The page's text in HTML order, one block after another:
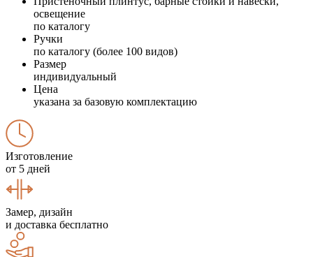
освещение
по каталогу
Ручки
по каталогу (более 100 видов)
Размер
индивидуальный
Цена
указана за базовую комплектацию
Изготовление
от 5 дней
Замер, дизайн
и доставка бесплатно